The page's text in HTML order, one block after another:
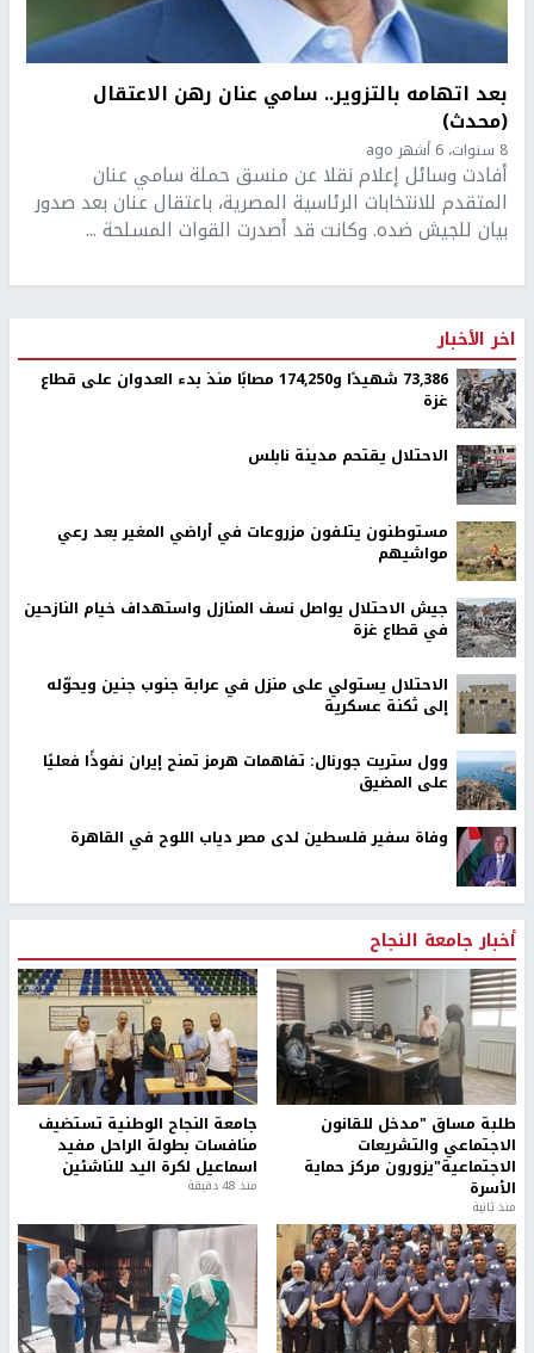
بعد اتهامه بالتزوير.. سامي عنان رهن الاعتقال
(محدث)
8 سنوات، 6 أشهر ago
أفادت وسائل إعلام نقلا عن منسق حملة سامي عنان
المتقدم للانتخابات الرئاسية المصرية، باعتقال عنان بعد صدور
بيان للجيش ضده. وكانت قد أصدرت القوات المسلحة ...
اخر الأخبار
73,386 شهيدًا و174,250 مصابًا منذ بدء العدوان على قطاع
غزة
الاحتلال يقتحم مدينة نابلس
مستوطنون يتلفون مزروعات في أراضي المغير بعد رعي
مواشيهم
جيش الاحتلال يواصل نسف المنازل واستهداف خيام النازحين
في قطاع غزة
الاحتلال يستولي على منزل في عرابة جنوب جنين ويحوّله
إلى ثكنة عسكرية
وول ستريت جورنال: تفاهمات هرمز تمنح إيران نفوذًا فعليًا
على المضيق
وفاة سفير فلسطين لدى مصر دياب اللوح في القاهرة
أخبار جامعة النجاح
طلبة مساق "مدخل للقانون
الاجتماعي والتشريعات
الاجتماعية"يزورون مركز حماية
الأسرة
منذ ثانية
جامعة النجاح الوطنية تستضيف
منافسات بطولة الراحل مفيد
اسماعيل لكرة اليد للناشئين
منذ 48 دقيقة